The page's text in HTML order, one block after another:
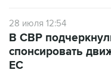
28 июля 12:54
В СВР
спонсировать
ЕС